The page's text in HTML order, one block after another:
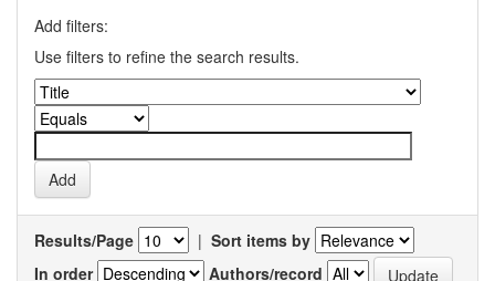
Add filters:
Use filters to refine the search results.
Results/Page | Sort items by
In order
Authors/record